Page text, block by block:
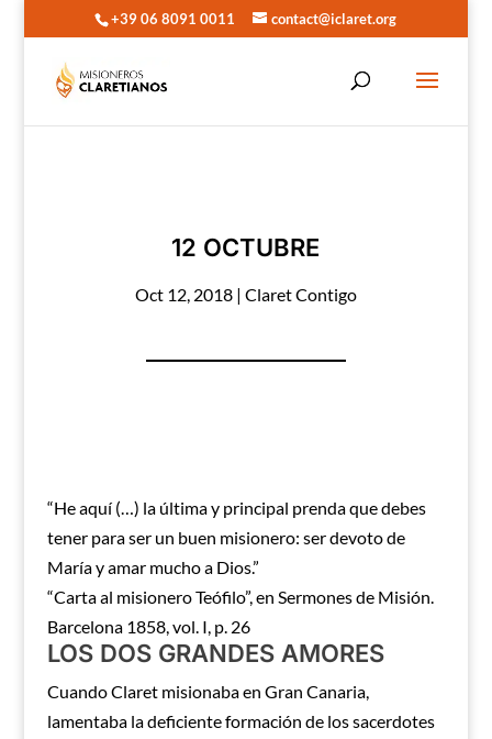
+39 06 8091 0011 contact@iclaret.org
12 OCTUBRE
Oct 12, 2018| Claret Contigo
“He aquí (…) la última y principal prenda que debes
tener para ser un buen misionero: ser devoto de
María y amar mucho a Dios.”
“Carta al misionero Teófilo”, en Sermones de Misión.
Barcelona 1858, vol. I, p. 26
LOS DOS GRANDES AMORES
Cuando Claret misionaba en Gran Canaria,
lamentaba la deficiente formación de los sacerdotes